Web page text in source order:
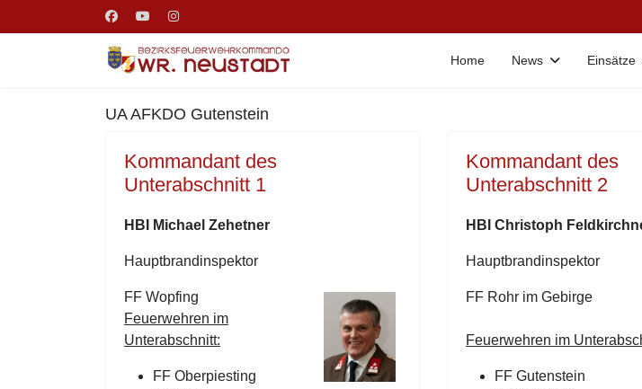
Home News Einsätze
UA AFKDO Gutenstein
Kommandant des
Unterabschnitt 1
HBI Michael Zehetner
Hauptbrandinspektor
FF Wopfing
Feuerwehren im
Unterabschnitt:
FF Oberpiesting
Kommandant des
Unterabschnitt 2
HBI Christoph
Hauptbrandinspektor
FF Rohr im Gebirge
Feuerwehren im
FF Gutenstein